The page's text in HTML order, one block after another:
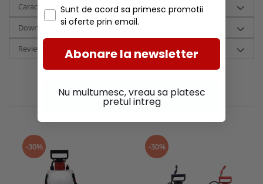
Caracteristici
Download (1)
Review-uri
RECOMANDARI
-30% -30%
Sunt de acord sa primesc promotii
si oferte prin email.
Abonare la newsletter
Nu multumesc, vreau sa platesc
pretul intreg